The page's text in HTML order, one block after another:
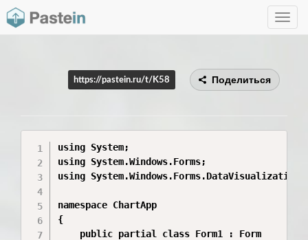
Toggle
https://pastein.ru/t/K58 Поделиться
using System;
using System.Windows.Forms;
using
namespace ChartApp
{
    public partial class Form1 : Form